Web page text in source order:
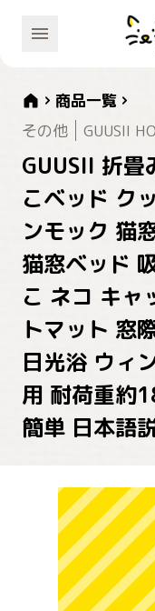
商品一覧
その他
GUUSII
GUUSII 折畳
こベッド ク
ンモック 猫
猫窓ベッド
こ ネコ キャ
トマット 窓
日光浴 ウィ
用 耐荷重約
簡単 日本語